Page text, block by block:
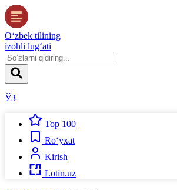
O‘zbek tilining
izohli lug‘ati
ЎЗ
Top 100
Ro‘yxat
Kirish
Lotin.uz